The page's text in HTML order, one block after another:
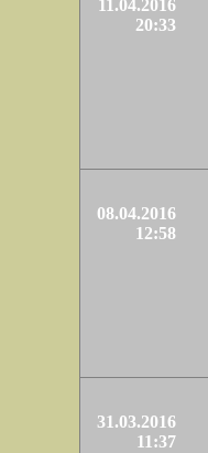
11.04.2016
20:33
08.04.2016
12:58
31.03.2016
11:37